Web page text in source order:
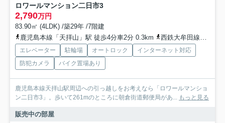
ロワールマンション二日市3
2,790万円
83.90㎡ (4LDK) /築29年 /7階建
鹿児島本線「天拝山」駅 徒歩4分車2分 0.3km
西鉄大牟田線「朝倉街道」駅 徒歩5分車2分 0.5km
エレベーター 駐輪場 オートロック
インターネット対応
防犯カメラ
バイク置場あり
鹿児島本線天拝山駅周辺への引っ越しをお考えなら「ロワールマンショ
ン二日市3」。歩いて261mのところに朝倉街道郵便局があ... もっと見る
販売中の部屋